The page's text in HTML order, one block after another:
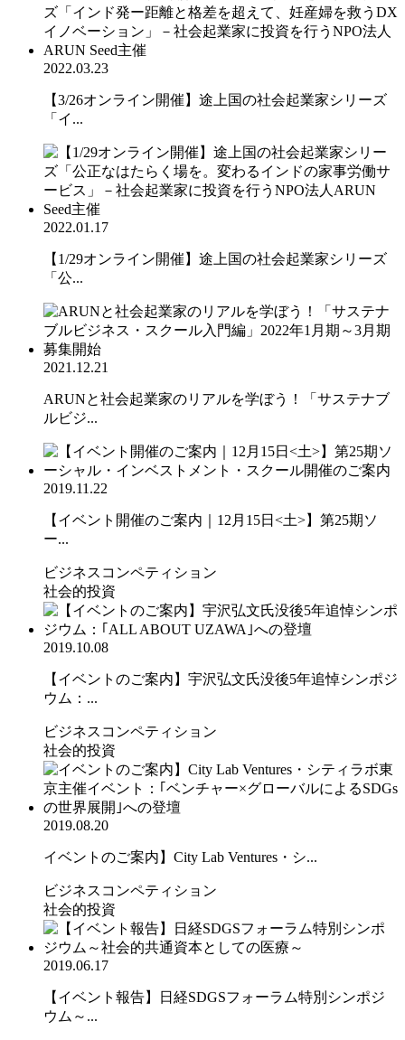
2022.03.23
【3/26オンライン開催】途上国の社会起業家シリーズ
「イ...
2022.01.17
【1/29オンライン開催】途上国の社会起業家シリーズ
「公...
2021.12.21
ARUNと社会起業家のリアルを学ぼう！「サステナブ
ルビジ...
2019.11.22
【イベント開催のご案内｜12月15日<土>】第25期ソ
ー...
ビジネスコンペティション
社会的投資
2019.10.08
【イベントのご案内】宇沢弘文氏没後5年追悼シンポジ
ウム：...
ビジネスコンペティション
社会的投資
2019.08.20
イベントのご案内】City Lab Ventures・シ...
ビジネスコンペティション
社会的投資
2019.06.17
【イベント報告】日経SDGSフォーラム特別シンポジ
ウム～...